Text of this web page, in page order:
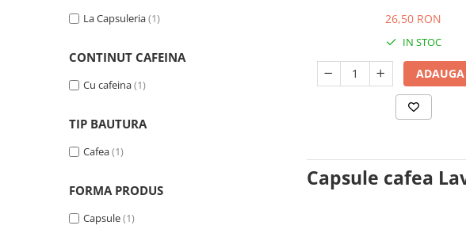
La Capsuleria(1)
CONTINUT CAFEINA
Cu cafeina(1)
TIP BAUTURA
Cafea(1)
FORMA PRODUS
Capsule(1)
26,50 RON
IN STOC
Capsule cafea